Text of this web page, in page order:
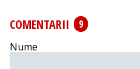
COMENTARII
9
Nume